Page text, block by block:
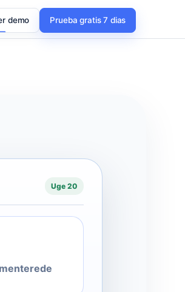
demo Prueba gratis 7 dias
Uge 20